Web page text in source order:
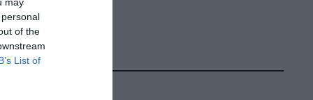
of the
List of